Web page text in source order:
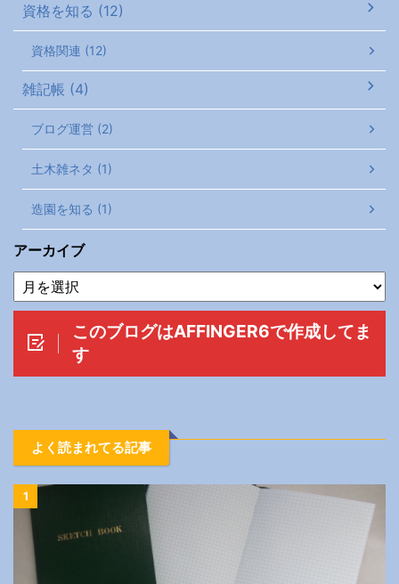
資格を知る (12)
資格関連 (12)
雑記帳 (4)
ブログ運営 (2)
土木雑ネタ (1)
造園を知る (1)
アーカイブ
このブログはAFFINGER6で作成してま
す
よく読まれてる記事
1